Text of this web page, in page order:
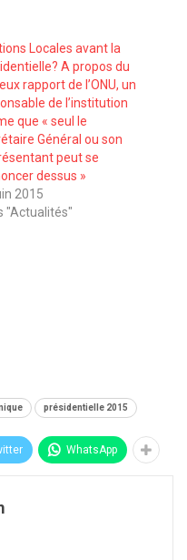
Locales avant la
A propos du
rapport de l’ONU, un
de l’institution
que « seul le
Général ou son
peut se
dessus »
2015
"Actualités"
présidentielle 2015
WhatsApp